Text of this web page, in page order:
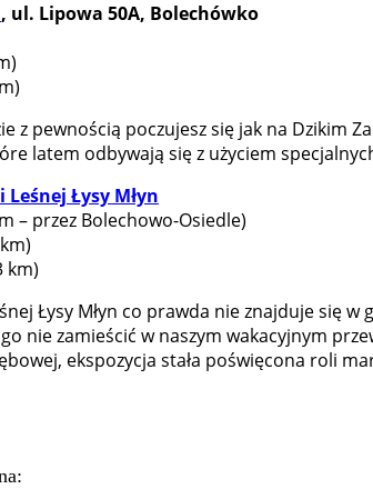
, ul. Lipowa 50A, Bolechówko
z pewnością poczujesz się jak na Dzikim
latem odbywają się z użyciem
Łysy Młyn
– przez Bolechowo-Osiedle)
km)
Łysy Młyn co prawda nie znajduje się
nie zamieścić w naszym wakacyjnym
ekspozycja stała poświęcona roli